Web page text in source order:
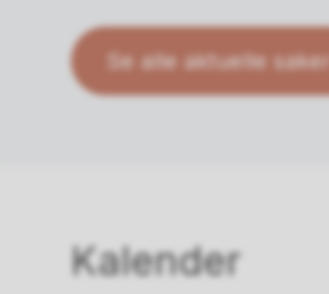
Se alle aktuelle saker
Kalender